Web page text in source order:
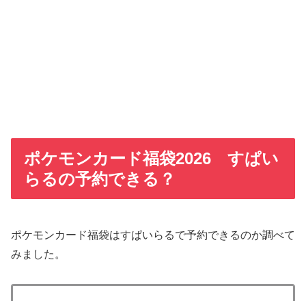
ポケモンカード福袋2026 すぱい
らるの予約できる？
ポケモンカード福袋はすぱいらるで予約できるのか調べて
みました。